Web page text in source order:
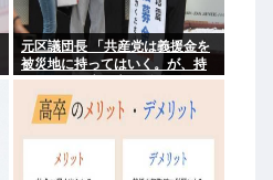
元区議団長 「共産党は義援金を
被災地に持ってはいく。が、持
って行った先で党の活動のため
に使う」